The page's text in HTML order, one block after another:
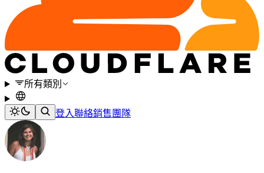
所有類別
登入聯絡銷售團隊